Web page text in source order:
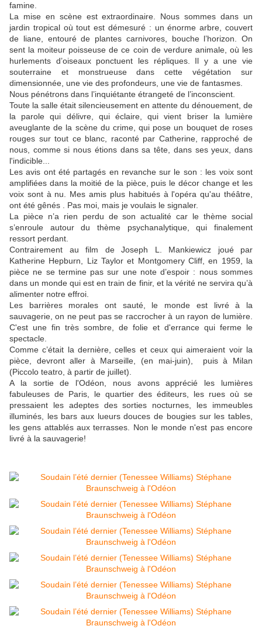
famine.
La mise en scène est extraordinaire. Nous sommes dans un
jardin tropical où tout est démesuré : un énorme arbre, couvert
de liane, entouré de plantes carnivores, bouche l’horizon. On
sent la moiteur poisseuse de ce coin de verdure animale, où les
hurlements d’oiseaux ponctuent les répliques. Il y a une vie
souterraine et monstrueuse dans cette végétation sur
dimensionnée, une vie des profondeurs, une vie de fantasmes.
Nous pénétrons dans l’inquiétante étrangeté de l’inconscient.
Toute la salle était silencieusement en attente du dénouement, de
la parole qui délivre, qui éclaire, qui vient briser la lumière
aveuglante de la scène du crime, qui pose un bouquet de roses
rouges sur tout ce blanc, raconté par Catherine, rapproché de
nous, comme si nous étions dans sa tête, dans ses yeux, dans
l'indicible...
Les avis ont été partagés en revanche sur le son : les voix sont
amplifiées dans la moitié de la pièce, puis le décor change et les
voix sont à nu. Mes amis plus habitués à l'opéra qu'au théâtre,
ont été gênés . Pas moi, mais je voulais le signaler.
La pièce n’a rien perdu de son actualité car le thème social
s’enroule autour du thème psychanalytique, qui finalement
ressort perdant.
Contrairement au film de Joseph L. Mankiewicz joué par
Katherine Hepburn, Liz Taylor et Montgomery Cliff, en 1959, la
pièce ne se termine pas sur une note d’espoir : nous sommes
dans un monde qui est en train de finir, et la vérité ne servira qu’à
alimenter notre effroi.
Les barrières morales ont sauté, le monde est livré à la
sauvagerie, on ne peut pas se raccrocher à un rayon de lumière.
C'est une fin très sombre, de folie et d'errance qui ferme le
spectacle.
Comme c’était la dernière, celles et ceux qui aimeraient voir la
pièce, devront aller à Marseille, (en mai-juin), puis à Milan
(Piccolo teatro, à partir de juillet).
A la sortie de l'Odéon, nous avons apprécié les lumières
fabuleuses de Paris, le quartier des éditeurs, les rues où se
pressaient les adeptes des sorties nocturnes, les immeubles
illuminés, les bars aux lueurs douces de bougies sur les tables,
les gens attablés aux terrasses. Non le monde n'est pas encore
livré à la sauvagerie!